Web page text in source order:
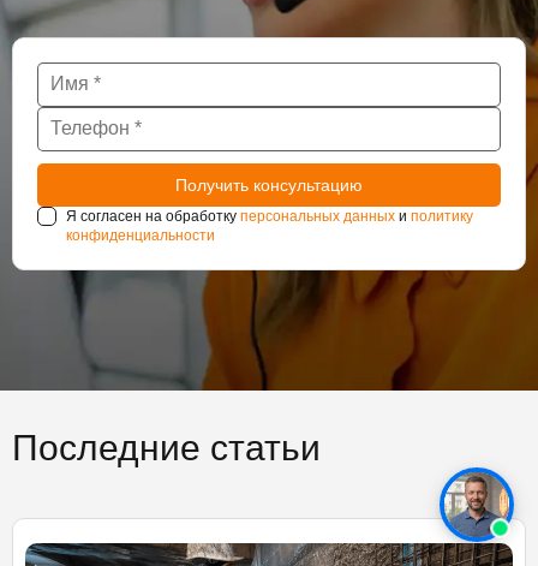
Я согласен на обработку персональных данных и политику
конфиденциальности
Последние статьи